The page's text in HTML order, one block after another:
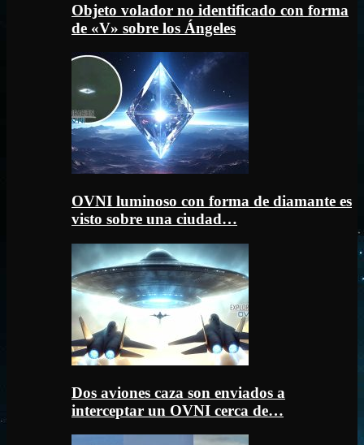
Objeto volador no identificado con forma
de «V» sobre los Ángeles
OVNI luminoso con forma de diamante es
visto sobre una ciudad…
Dos aviones caza son enviados a
interceptar un OVNI cerca de…